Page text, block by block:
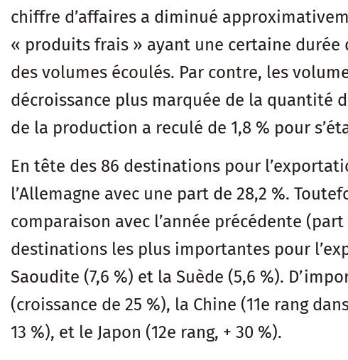
chiffre d’affaires a diminué
« produits frais » ayant une certaine
des volumes écoulés. Par contre, les
décroissance plus marquée de la quantité
de la production a reculé de 1,8 % pour
En tête des 86 destinations pour
l’Allemagne avec une part de 28,2 %.
comparaison avec l’année précédente
destinations les plus importantes pour
Saoudite (7,6 %) et la Suède (5,6 %).
(croissance de 25 %), la Chine (11e rang
13 %), et le Japon (12e rang, + 30 %).